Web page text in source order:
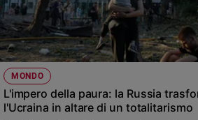
Sport
Interviste
Papa
Papa
Chiesa
MONDO
L'impero della paura: la Russia
l'Ucraina in altare di un totalitarismo